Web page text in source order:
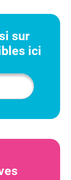
sur
ici